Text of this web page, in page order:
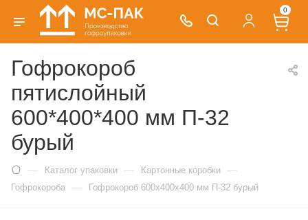
0
Гофрокороб
пятислойный
600*400*400 мм П-32
бурый
— Каталог упаковки — Картонные коробки —
Гофрокороба — Гофрокороб 600х400х400 мм П-32 бурый